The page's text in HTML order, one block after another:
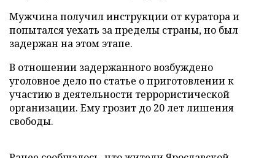
Мужчина получил инструкции от куратора и
попытался уехать за пределы страны, но был
задержан на этом этапе.
В отношении задержанного возбуждено
уголовное дело по статье о приготовлении к
участию в деятельности террористической
организации. Ему грозит до 20 лет лишения
свободы.